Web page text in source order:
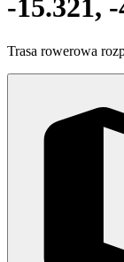
-15.321,
Trasa rowerowa